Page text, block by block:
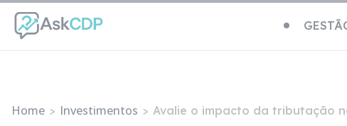
Home > Investimentos > Avalie o impacto da tributação